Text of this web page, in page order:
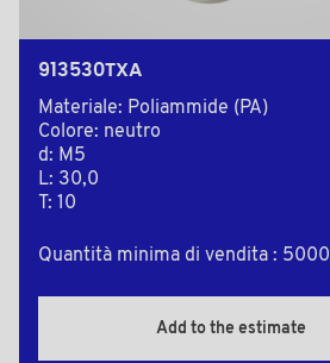
913530TXA
Materiale: Poliammide (PA)
Colore: neutro
d: M5
L: 30,0
T: 10
Quantità minima di vendita : 5000
Add to the estimate